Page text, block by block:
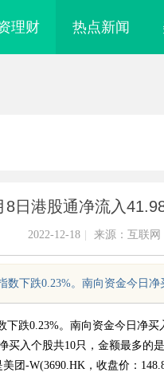
理财 热点新闻
8日港股通净流入
2022-12-18 来源：互联网
数下跌0.23%。南向资金今日
0.23%。南向资金今日净买
入个股共10只，金额最多的是
团-W(3690.HK，收盘价：
贝净 AC 国际医疗实验室，